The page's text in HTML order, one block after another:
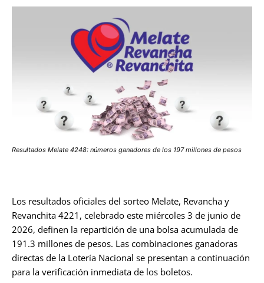
Resultados Melate 4248: números ganadores de los 197 millones de pesos
Los resultados oficiales del sorteo Melate, Revancha y
Revanchita 4221, celebrado este miércoles 3 de junio de
2026, definen la repartición de una bolsa acumulada de
191.3 millones de pesos. Las combinaciones ganadoras
directas de la Lotería Nacional se presentan a continuación
para la verificación inmediata de los boletos.